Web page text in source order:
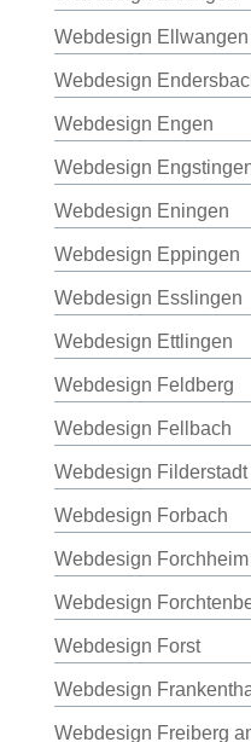
Webdesign Ellwangen
Webdesign
Webdesign Engen
Webdesign
Webdesign Eningen
Webdesign Eppingen
Webdesign Esslingen
Webdesign Ettlingen
Webdesign Feldberg
Webdesign Fellbach
Webdesign Filderstadt
Webdesign Forbach
Webdesign Forchheim
Webdesign
Webdesign Forst
Webdesign
Webdesign Freiberg